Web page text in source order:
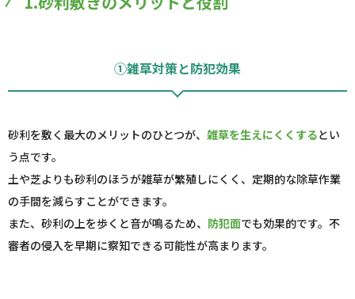
①雑草対策と防犯効果
砂利を敷く最大のメリットのひとつが、 雑草を生えにくくするとい
う点です。
土や芝よりも砂利のほうが雑草が繁殖しにくく、定期的な除草作業
の手間を減らすことができます。
また、砂利の上を歩くと音が鳴るため、 防犯面でも効果的です。不
審者の侵入を早期に察知できる可能性が高まります。